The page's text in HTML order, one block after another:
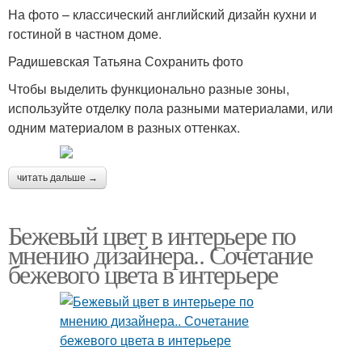
На фото – классический английский дизайн кухни и
гостиной в частном доме.
Радишевская Татьяна Сохранить фото
Чтобы выделить функционально разные зоны,
используйте отделку пола разными материалами, или
одним материалом в разных оттенках.
читать дальше →
Бежевый цвет в интерьере по
мнению дизайнера.. Сочетание
бежевого цвета в интерьере